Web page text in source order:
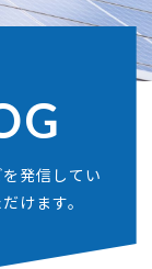
発信してい
けます。